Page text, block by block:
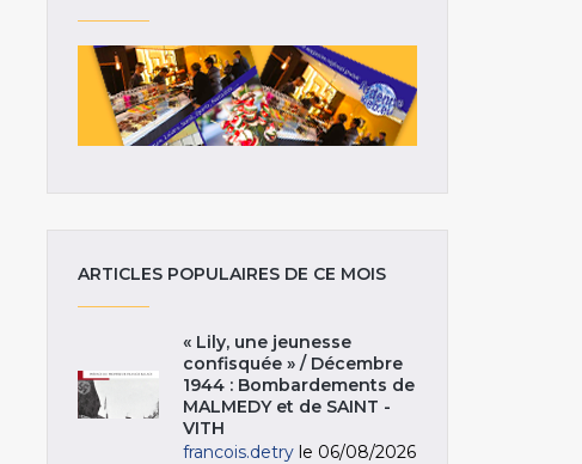
ARTICLES POPULAIRES DE CE MOIS
« Lily, une jeunesse
confisquée » / Décembre
1944 : Bombardements de
MALMEDY et de SAINT -
VITH
francois.detry le 06/08/2026